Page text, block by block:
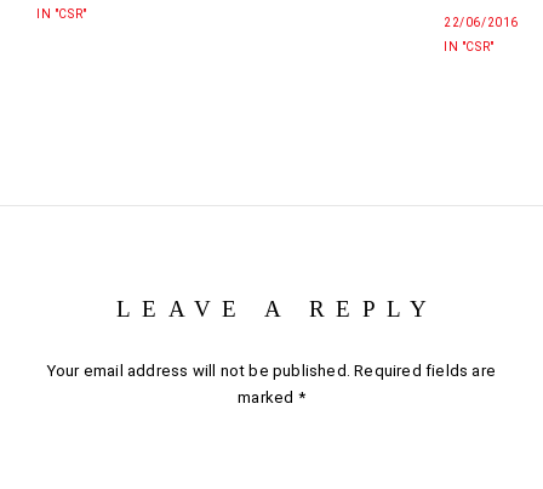
IN "CSR"
22/06/2016
IN "CSR"
LEAVE A REPLY
Your email address will not be published. Required fields are
marked *